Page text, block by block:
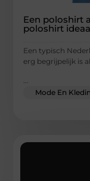
Een poloshirt
poloshirt
Een typisch
erg begrijpelijk is
Mode En